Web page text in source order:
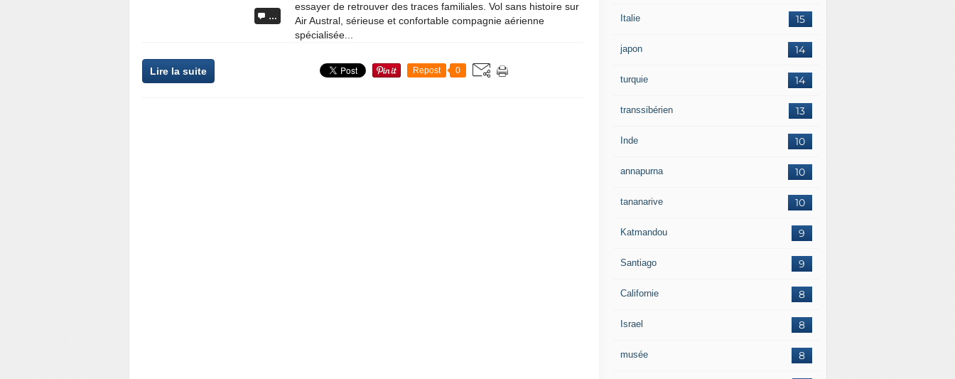
…
essayer de retrouver des traces familiales. Vol sans histoire sur
Air Austral, sérieuse et confortable compagnie aérienne
spécialisée...
Lire la suite Repost 0
15
Italie
14
japon
14
turquie
13
transsibérien
10
Inde
10
annapurna
10
tananarive
9
Katmandou
9
Santiago
8
Californie
8
Israel
8
musée